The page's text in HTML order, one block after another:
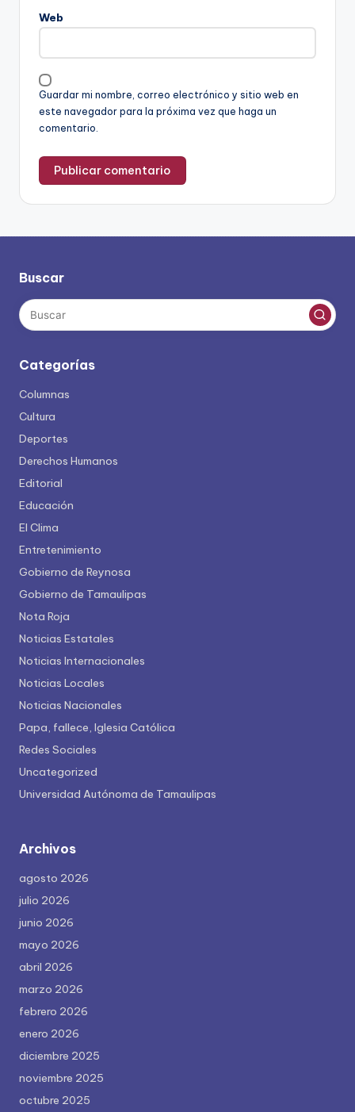
Web
Guardar mi nombre, correo electrónico y sitio web en
este navegador para la próxima vez que haga un
comentario.
Buscar
Categorías
Columnas
Cultura
Deportes
Derechos Humanos
Editorial
Educación
El Clima
Entretenimiento
Gobierno de Reynosa
Gobierno de Tamaulipas
Nota Roja
Noticias Estatales
Noticias Internacionales
Noticias Locales
Noticias Nacionales
Papa, fallece, Iglesia Católica
Redes Sociales
Uncategorized
Universidad Autónoma de Tamaulipas
Archivos
agosto 2026
julio 2026
junio 2026
mayo 2026
abril 2026
marzo 2026
febrero 2026
enero 2026
diciembre 2025
noviembre 2025
octubre 2025